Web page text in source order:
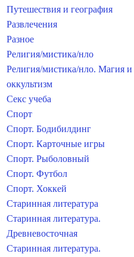
Путешествия и география
Развлечения
Разное
Религия/мистика/нло
Религия/мистика/нло. Магия и
оккультизм
Секс учеба
Спорт
Спорт. Бодибилдинг
Спорт. Карточные игры
Спорт. Рыболовный
Спорт. Футбол
Спорт. Хоккей
Старинная литература
Старинная литература.
Древневосточная
Старинная литература.